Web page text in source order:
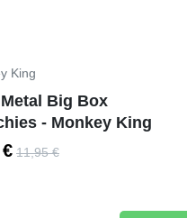
King
Big Box
- Monkey King
11,95 €